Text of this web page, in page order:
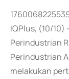
IQPlus, (10/
Perindustrian
Perindustrian
melakukan